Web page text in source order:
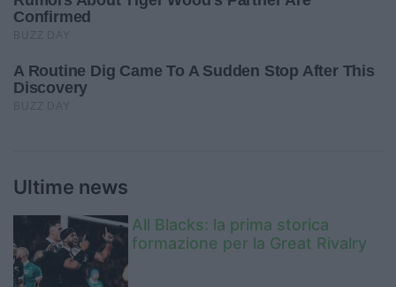
Ultime news
All Blacks: la prima storica
formazione per la Great Rivalry